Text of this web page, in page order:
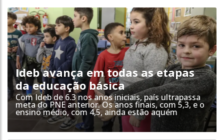
Ideb avança em todas as etapas
da educação básica
Com Ideb de 6.3 nos anos iniciais, país ultrapassa
meta do PNE anterior. Os anos finais, com 5,3, e o
ensino médio, com 4,5, ainda estão aquém